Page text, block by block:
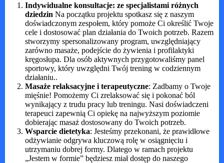
Indywidualne konsultacje: ze specjalistami różnych
dziedzin Na początku projektu spotkasz się z naszym
doświadczonym zespołem, który pomoże Ci określić Twoje
cele i dostosować plan działania do Twoich potrzeb. Razem
stworzymy spersonalizowany program, uwzględniający
zarówno masaże, podejście do żywienia i profilaktyki
kręgosłupa. Dla osób aktywnych przygotowaliśmy panel
sportowy, który uwzględni Twój trening w codziennym
działaniu..
Masaże relaksacyjne i terapeutyczne: Zadbamy o Twoje
mięśnie! Pomożemy Ci zrelaksować się i pokonać ból
wynikający z trudu pracy lub treningu. Nasi doświadczeni
terapeuci zapewnią Ci opiekę na najwyższym poziomie
dobierając masaż dostosowany do Twoich potrzeb.
Wsparcie dietetyka: Jesteśmy przekonani, że prawidłowe
odżywianie odgrywa kluczową rolę w osiągnięciu i
utrzymaniu dobrej formy. Dlatego w ramach projektu
„Jestem w formie” będziesz miał dostęp do naszego